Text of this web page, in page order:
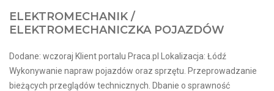
ELEKTROMECHANIK /
ELEKTROMECHANICZKA POJAZDÓW
Dodane: wczoraj Klient portalu Praca.pl Lokalizacja: Łódź
Wykonywanie napraw pojazdów oraz sprzętu. Przeprowadzanie
bieżących przeglądów technicznych. Dbanie o sprawność